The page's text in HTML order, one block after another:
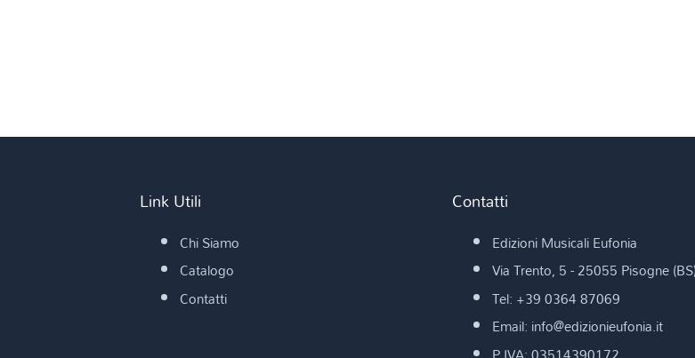
Link Utili
Chi Siamo
Catalogo
Contatti
Contatti
Edizioni Musicali Eufonia
Via Trento, 5 - 25055 Pisogne
Tel: +39 0364 87069
Email: info@edizionieufonia.it